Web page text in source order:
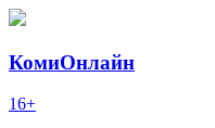
КомиОнлайн
16+